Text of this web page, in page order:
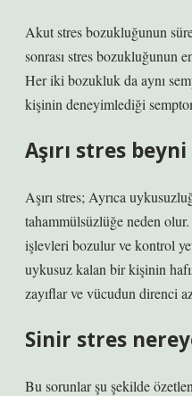
Akut stres bozukluğunun
sonrası stres bozukluğunun
Her iki bozukluk da aynı
kişinin deneyimlediği
Aşırı stres
Aşırı stres; Ayrıca
tahammülsüzlüğe neden olur.
işlevleri bozulur ve kontrol
uykusuz kalan bir kişinin
zayıflar ve vücudun direnci
Sinir stres
Bu sorunlar şu şekilde